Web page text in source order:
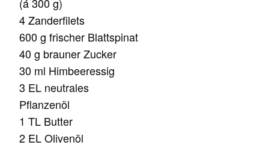
4 Zanderfilets
600 g frischer Blattspinat
40 g brauner Zucker
30 ml Himbeeressig
3 EL neutrales
Pflanzenöl
1 TL Butter
2 EL Olivenöl